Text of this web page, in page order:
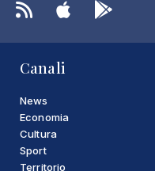
Canali
News
Economia
Cultura
Sport
Territorio